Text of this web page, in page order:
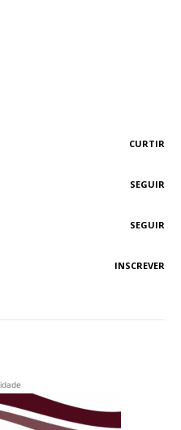
CURTIR
SEGUIR
SEGUIR
INSCREVER